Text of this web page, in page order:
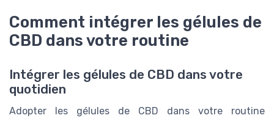
Comment intégrer les gélules de
CBD dans votre routine
Intégrer les gélules de CBD dans votre
quotidien
Adopter les gélules de CBD dans votre routine